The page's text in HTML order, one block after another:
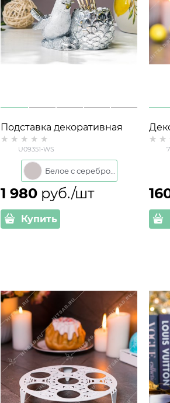
Подставка декоративная
Птичка U09351 полистоун
h= 9 см цв. белый с
серебром
U09351-WS
Белое с серебром
1 980 руб./шт
Купить